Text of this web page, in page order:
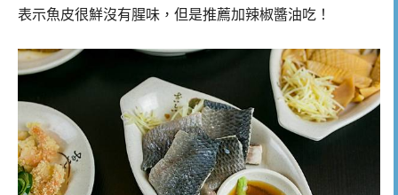
表示魚皮很鮮沒有腥味，但是推薦加辣椒醬油吃！